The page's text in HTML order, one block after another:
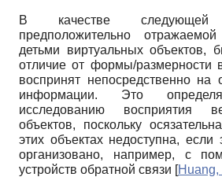
В качестве следующей
предположительно
детьми виртуальных
отличие от формы/размерности
воспринят непосредственно на
информации. Это
исследованию восприятия
объектов, поскольку
этих объектах недоступна, если
организовано, например, с
устройств обратной связи [Huang,